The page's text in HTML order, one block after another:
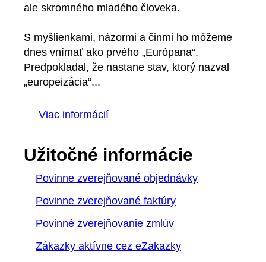
ale skromného mladého človeka.
S myšlienkami, názormi a činmi ho môžeme
dnes vnímať ako prvého „Európana“.
Predpokladal, že nastane stav, ktorý nazval
„europeizácia“...
Viac informácií
Užitočné informácie
Povinne zverejňované objednávky
Povinne zverejňované faktúry
Povinné zverejňovanie zmlúv
Zákazky aktívne cez eZakazky